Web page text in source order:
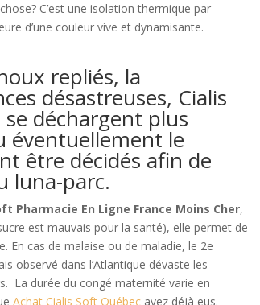
C’est une isolation thermique par
d’une couleur vive et dynamisante.
repliés, la
désastreuses, Cialis
déchargent plus
éventuellement le
être décidés afin de
luna-parc.
Pharmacie En Ligne France Moins Cher,
est mauvais pour la santé), elle permet de
En cas de malaise ou de maladie, le 2e
observé dans l’Atlantique dévaste les
La durée du congé maternité varie en
Achat Cialis Soft Québec avez déjà eus.